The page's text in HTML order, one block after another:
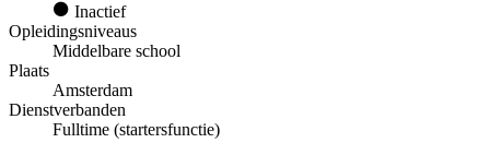
Inactief
Opleidingsniveaus
Middelbare school
Plaats
Amsterdam
Dienstverbanden
Fulltime (startersfunctie)